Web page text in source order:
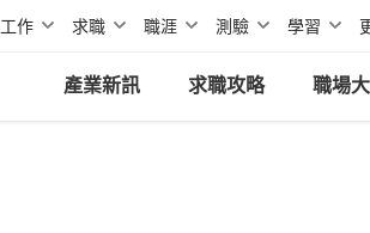
工作 求職 職涯 測驗 學習
產業新訊 求職攻略 職場